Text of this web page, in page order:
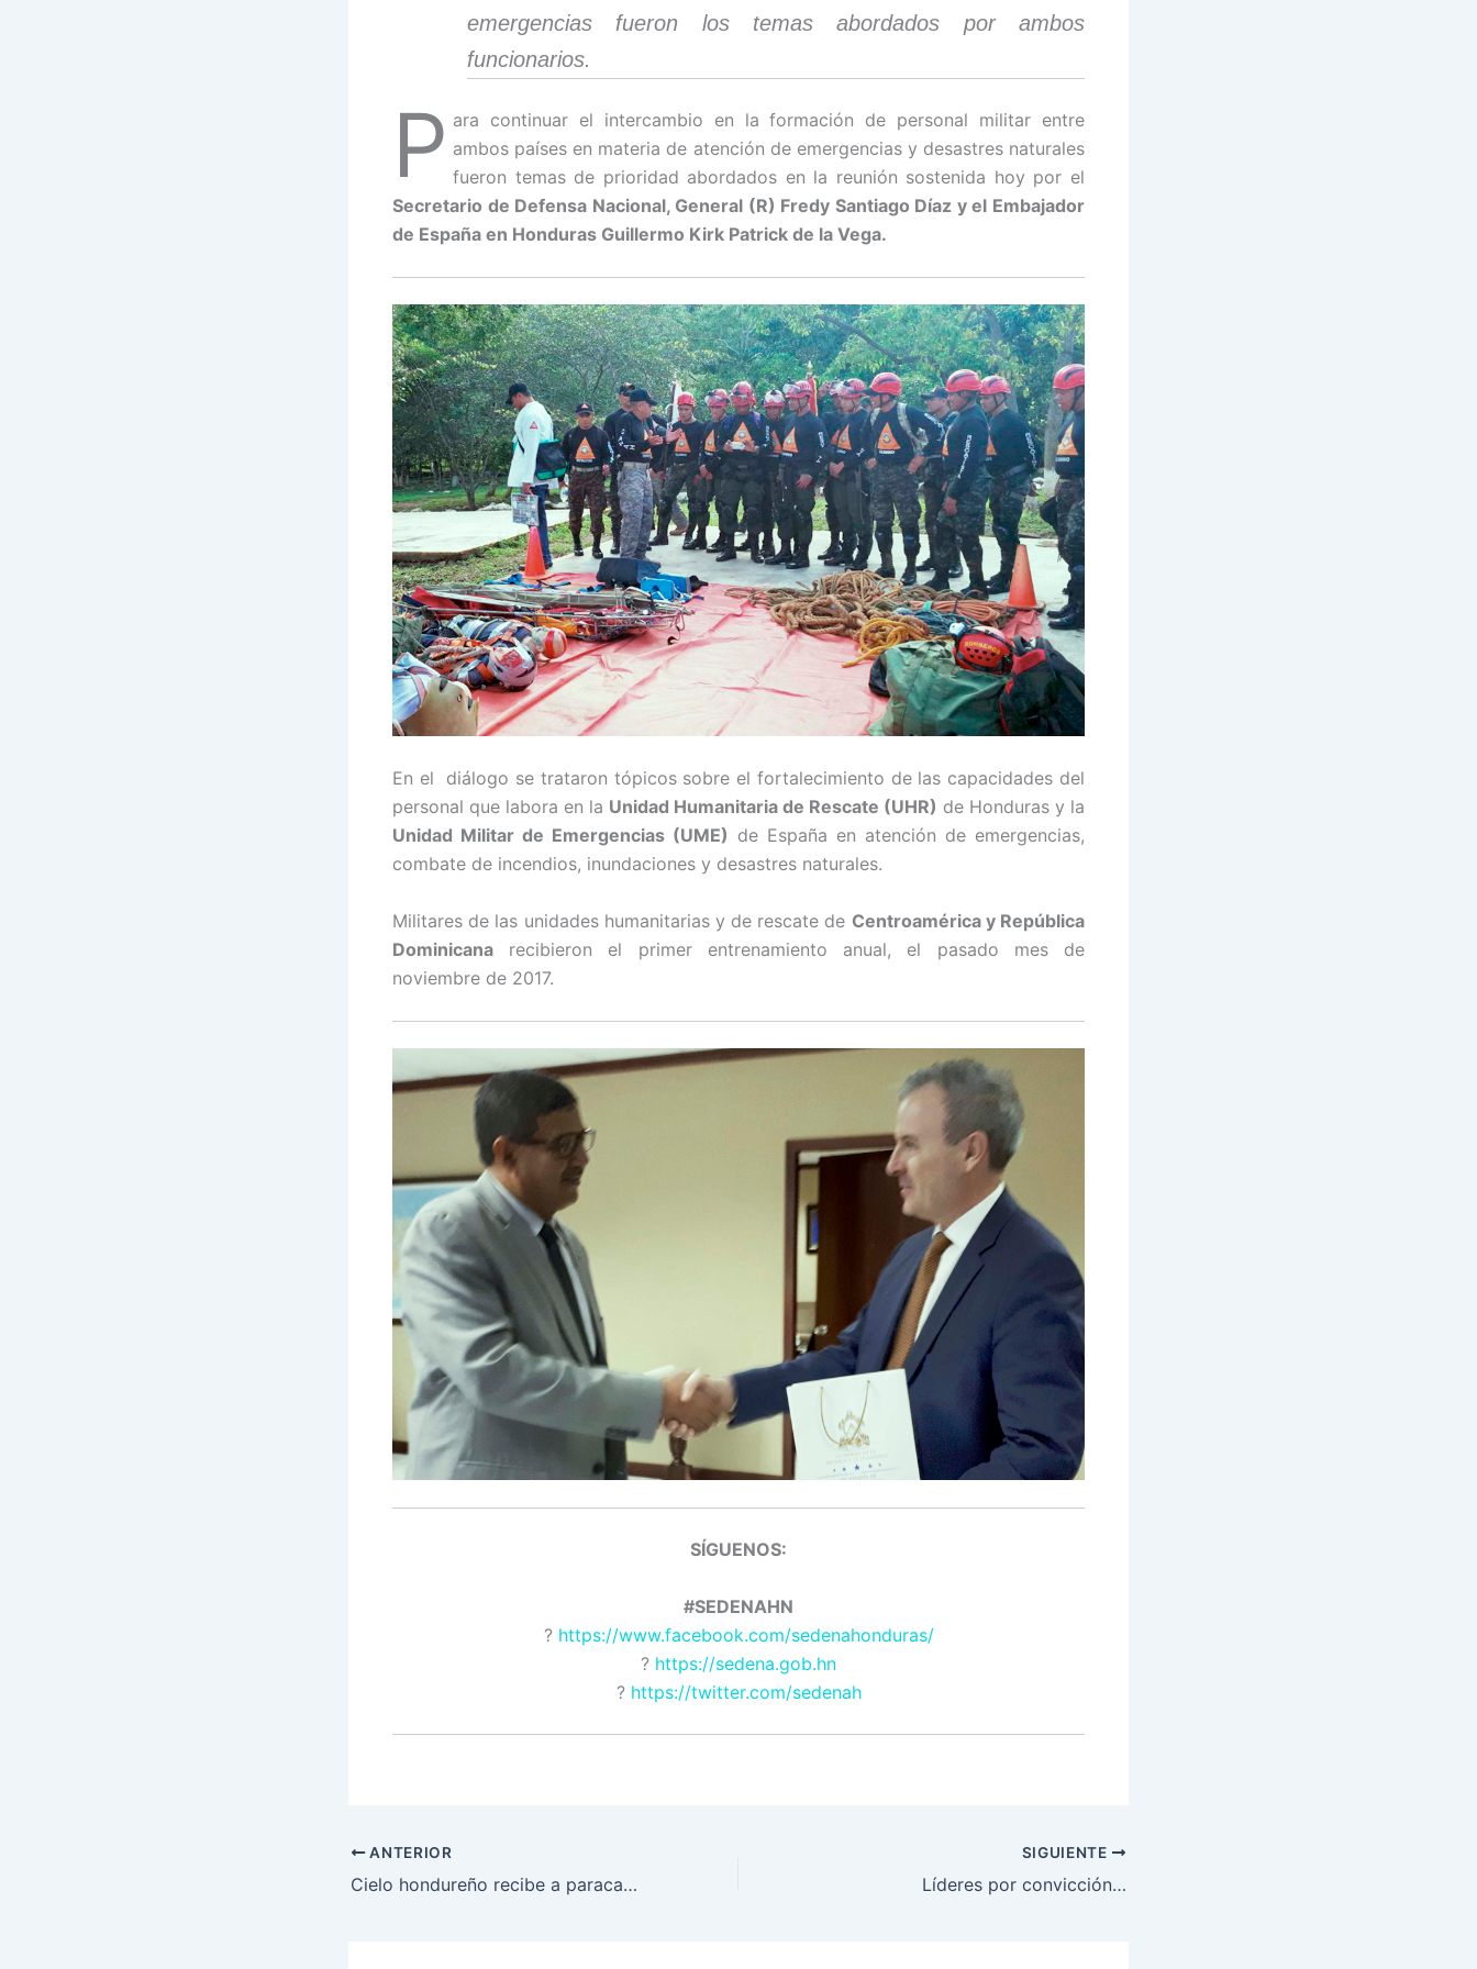
emergencias fueron los temas abordados por ambos
funcionarios.
P ara continuar el intercambio en la formación de personal militar entre
ambos países en materia de atención de emergencias y desastres naturales
fueron temas de prioridad abordados en la reunión sostenida hoy por el
Secretario de Defensa Nacional, General (R) Fredy Santiago Díaz y el Embajador
de España en Honduras Guillermo Kirk Patrick de la Vega.
En el diálogo se trataron tópicos sobre el fortalecimiento de las capacidades del
personal que labora en la Unidad Humanitaria de Rescate (UHR) de Honduras y la
Unidad Militar de Emergencias (UME) de España en atención de emergencias,
combate de incendios, inundaciones y desastres naturales.
Militares de las unidades humanitarias y de rescate de Centroamérica y República
Dominicana recibieron el primer entrenamiento anual, el pasado mes de
noviembre de 2017.
SÍGUENOS:
#SEDENAHN
? https://www.facebook.com/sedenahonduras/
? https://sedena.gob.hn
? https://twitter.com/sedenah
ANTERIOR
Cielo hondureño recibe a paracaidistas de América
SIGUIENTE
Líderes por convicción…